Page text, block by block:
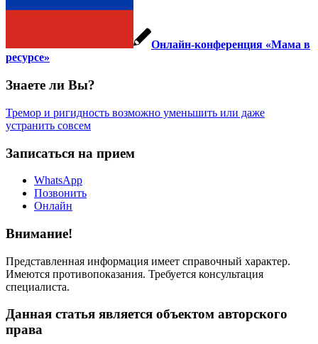
Онлайн-конференция «Мама в
ресурсе»
Знаете ли Вы?
Тремор и ригидность возможно уменьшить или даже
устранить совсем
Записаться на прием
WhatsApp
Позвонить
Онлайн
Внимание!
Представленная информация имеет справочный характер.
Имеются противопоказания. Требуется консультация
специалиста.
Данная статья является объектом авторского
права